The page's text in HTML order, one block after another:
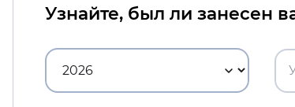
Узнайте, был ли занесен